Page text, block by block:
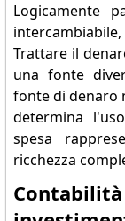
Logicamente
Trattare il
una fonte
fonte di denaro
determina
spesa
ricchezza